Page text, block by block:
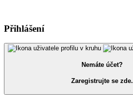
Přihlášení
Nemáte účet?
Zaregistrujte se zde.